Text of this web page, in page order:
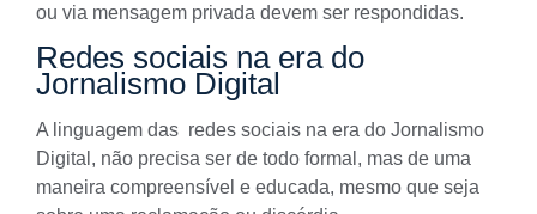
ou via mensagem privada devem ser respondidas.
Redes sociais na era do
Jornalismo Digital
A linguagem das redes sociais na era do Jornalismo
Digital, não precisa ser de todo formal, mas de uma
maneira compreensível e educada, mesmo que seja